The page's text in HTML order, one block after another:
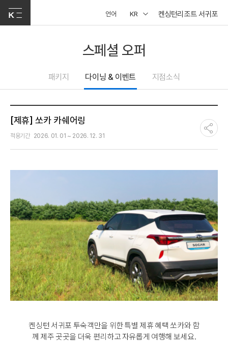
언어 KR 켄싱턴리조트 서귀포
스페셜 오퍼
패키지 다이닝 & 이벤트 지점소식
[제휴] 쏘카 카쉐어링
적용기간 2026. 01. 01 ~ 2026. 12. 31
켄싱턴 서귀포 투숙객만을 위한 특별 제휴 혜택 쏘카와 함
께 제주 곳곳을 더욱 편리하고 자유롭게 여행해 보세요.